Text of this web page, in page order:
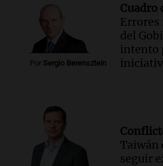
Por Sergio Berensztein
Cuadro
Errores
del
intento
Taiwán
seguir